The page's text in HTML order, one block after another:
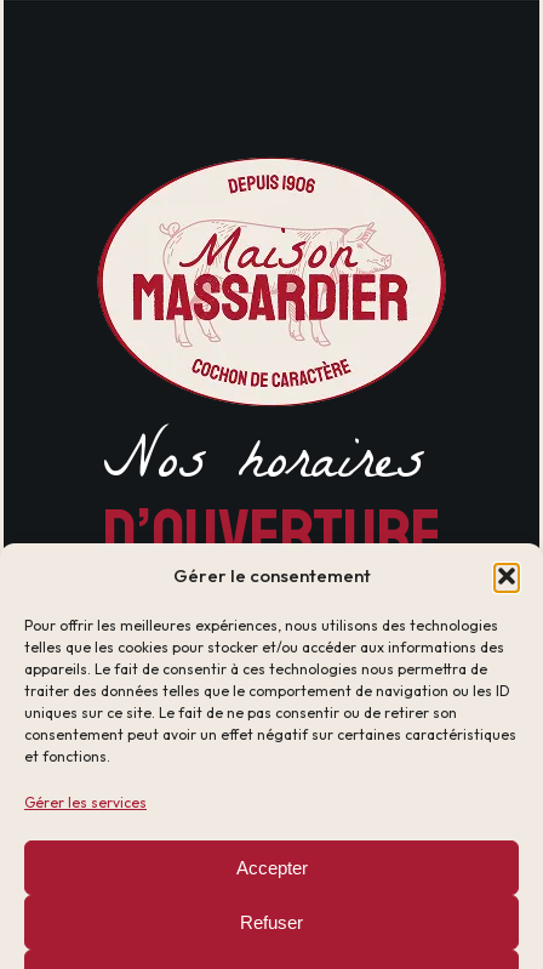
Gérer le consentement
Pour offrir les meilleures expériences, nous utilisons des technologies
telles que les cookies pour stocker et/ou accéder aux informations des
appareils. Le fait de consentir à ces technologies nous permettra de
traiter des données telles que le comportement de navigation ou les ID
uniques sur ce site. Le fait de ne pas consentir ou de retirer son
consentement peut avoir un effet négatif sur certaines caractéristiques
et fonctions.
Gérer les services
Accepter
Refuser
Nos horaires
d’ouverture
Notre usine est ouverte aux particuliers du
lundi au vendredi de 8h à 12h. Fermeture le
samedi et le dimanche.